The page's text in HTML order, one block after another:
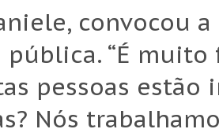
convocou
pública. “É
pessoas
Nós